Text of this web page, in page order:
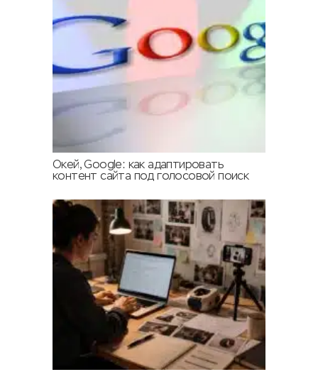
Окей, Google: как адаптировать
контент сайта под голосовой поиск